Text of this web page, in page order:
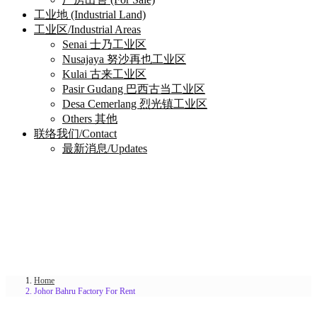
工业地 (Industrial Land)
工业区/Industrial Areas
Senai 士乃工业区
Nusajaya 努沙再也工业区
Kulai 古来工业区
Pasir Gudang 巴西古当工业区
Desa Cemerlang 烈光镇工业区
Others 其他
联络我们/Contact
最新消息/Updates
Home
Johor Bahru Factory For Rent